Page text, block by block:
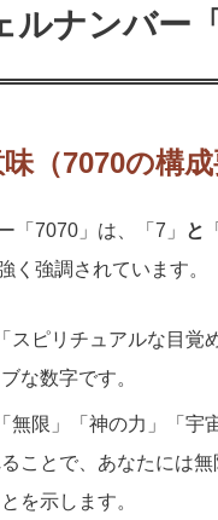
ルナンバー
（7070の構成
「7070」は、「7」 と
く強調されています。
スピリチュアルな目覚
な数字です。
無限」「神の力」「
ことで、あなたには
を示します。